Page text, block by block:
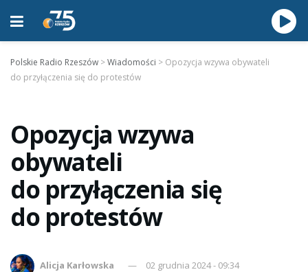
Polskie Radio Rzeszów >Wiadomości > Opozycja wzywa obywateli
do przyłączenia się do protestów
Opozycja wzywa
obywateli
do przyłączenia się
do protestów
Alicja Karłowska
02 grudnia 2024 - 09:34